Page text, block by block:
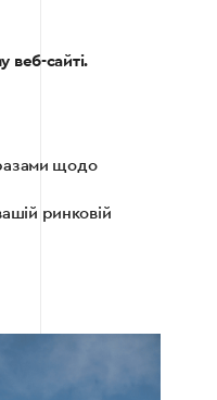
веб-сайті.
щодо
ринковій